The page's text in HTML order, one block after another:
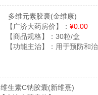
多维元素胶囊(金维康)
【广济大药房价】： ¥0.00
【商品规格】： 30粒/盒
【功能主治】： 用于预防和
维生素C钠胶囊(新维熹)